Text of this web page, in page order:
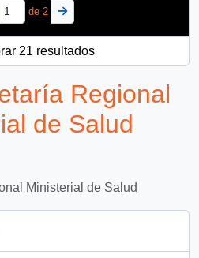
de 2
21 resultados
Regional
de Salud
Ministerial de Salud